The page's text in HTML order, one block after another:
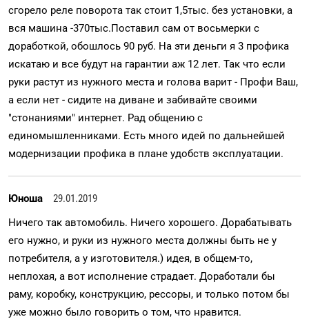
сгорело реле поворота так стоит 1,5тыс. без установки, а
вся машина -370тыс.Поставил сам от восьмерки с
доработкой, обошлось 90 руб. На эти деньги я 3 профика
искатаю и все будут на гарантии аж 12 лет. Так что если
руки растут из нужного места и голова варит - Профи Ваш,
а если нет - сидите на диване и забивайте своими
"стонаниями" интернет. Рад общению с
единомышленниками. Есть много идей по дальнейшей
модернизации профика в плане удобств эксплуатации.
Юноша
29.01.2019
Ничего так автомобиль. Ничего хорошего. Дорабатывать
его нужно, и руки из нужного места должны быть не у
потребителя, а у изготовителя.) идея, в общем-то,
неплохая, а вот исполнение страдает. Доработали бы
раму, коробку, конструкцию, рессоры, и только потом бы
уже можно было говорить о том, что нравится.